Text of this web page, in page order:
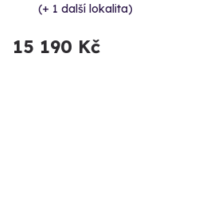
(+ 1 další lokalita)
15 190 Kč